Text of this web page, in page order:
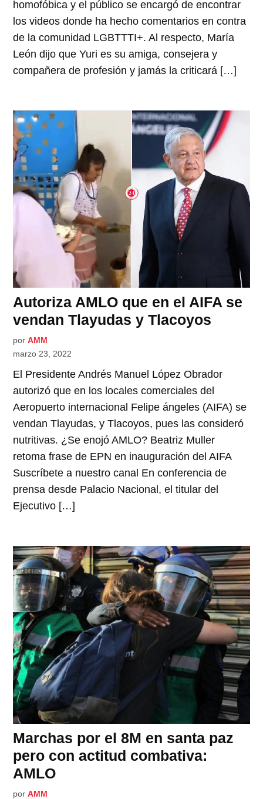
homofóbica y el público se encargó de encontrar
los videos donde ha hecho comentarios en contra
de la comunidad LGBTTTI+. Al respecto, María
León dijo que Yuri es su amiga, consejera y
compañera de profesión y jamás la criticará […]
Autoriza AMLO que en el AIFA se
vendan Tlayudas y Tlacoyos
por AMM
marzo 23, 2022
El Presidente Andrés Manuel López Obrador
autorizó que en los locales comerciales del
Aeropuerto internacional Felipe ángeles (AIFA) se
vendan Tlayudas, y Tlacoyos, pues las consideró
nutritivas. ¿Se enojó AMLO? Beatriz Muller
retoma frase de EPN en inauguración del AIFA
Suscríbete a nuestro canal En conferencia de
prensa desde Palacio Nacional, el titular del
Ejecutivo […]
Marchas por el 8M en santa paz
pero con actitud combativa:
AMLO
por AMM